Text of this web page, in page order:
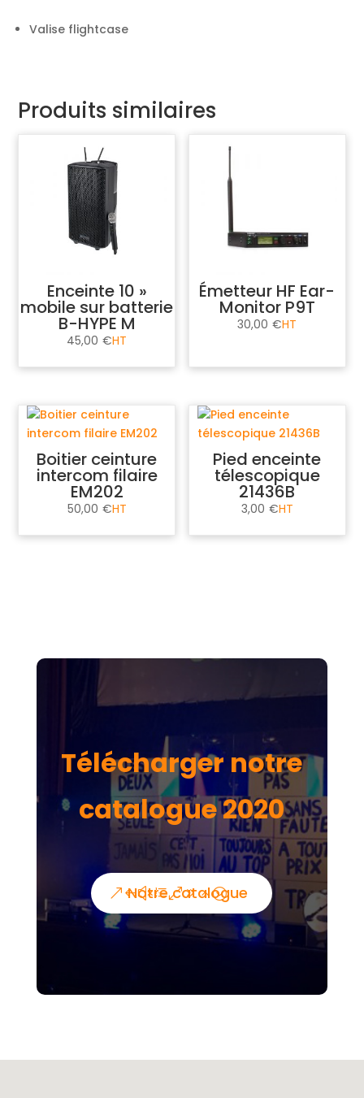
Valise flightcase
Produits similaires
Enceinte 10 »
mobile sur batterie
B-HYPE M
45,00 €
Émetteur HF Ear-
Monitor P9T
30,00 €
Boitier ceinture
intercom filaire
EM202
50,00 €
Pied enceinte
télescopique
21436B
3,00 €
Télécharger notre
catalogue 2020
Notre catalogue